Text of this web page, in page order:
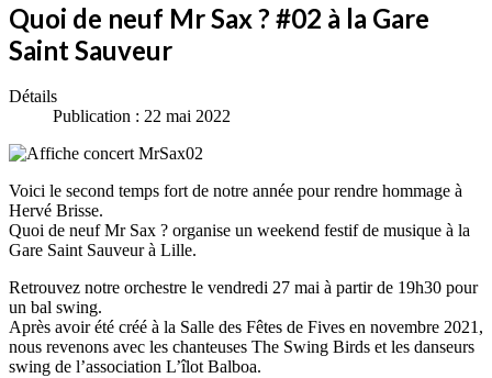
Quoi de neuf Mr Sax ? #02 à la Gare
Saint Sauveur
Détails
Publication : 22 mai 2022
Voici le second temps fort de notre année pour rendre hommage à
Hervé Brisse.
Quoi de neuf Mr Sax ? organise un weekend festif de musique à la
Gare Saint Sauveur à Lille.
Retrouvez notre orchestre le vendredi 27 mai à partir de 19h30 pour
un bal swing.
Après avoir été créé à la Salle des Fêtes de Fives en novembre 2021,
nous revenons avec les chanteuses The Swing Birds et les danseurs
swing de l’association L’îlot Balboa.